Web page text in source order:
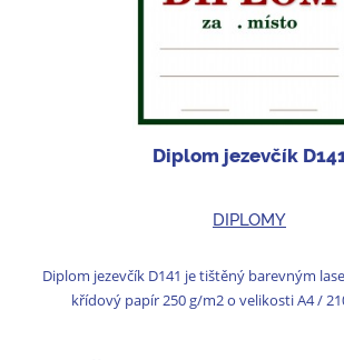
Diplom jezevčík
DIPLOMY
Diplom jezevčík D141 je tištěný barevným
křídový papír 250 g/m2 o velikosti A4 /